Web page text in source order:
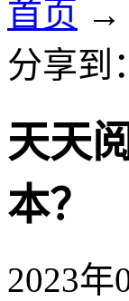
首页 →
分享到：
天天
本？
2023